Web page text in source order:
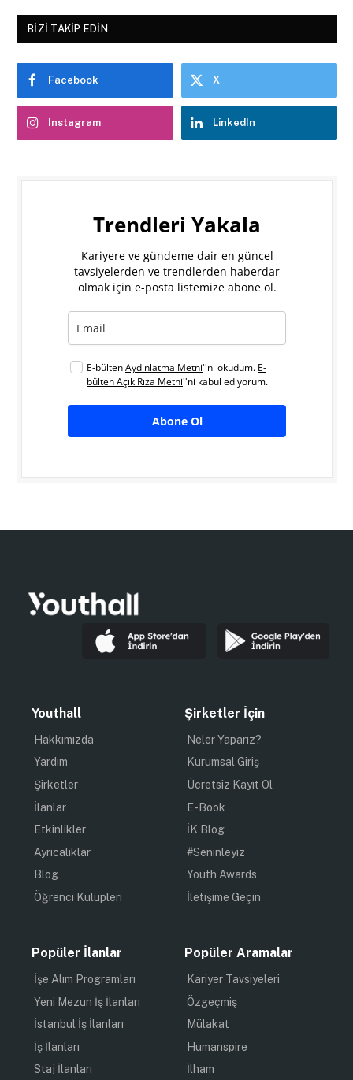
BIZI TAKIP EDIN
Facebook X
Instagram LinkedIn
Trendleri Yakala
Kariyere ve gündeme dair en güncel
tavsiyelerden ve trendlerden haberdar
olmak için e-posta listemize abone ol.
E-bültenAydınlatma Metni''ni okudum. E-
bülten Açık Rıza Metni''ni kabul ediyorum.
Abone Ol
Youthall
Hakkımızda
Yardım
Şirketler
İlanlar
Etkinlikler
Ayrıcalıklar
Blog
Öğrenci Kulüpleri
Şirketler İçin
Neler Yaparız?
Kurumsal Giriş
Ücretsiz Kayıt Ol
E-Book
İK Blog
#Seninleyiz
Youth Awards
İletişime Geçin
Popüler İlanlar
İşe Alım Programları
Yeni Mezun İş İlanları
İstanbul İş İlanları
İş İlanları
Staj İlanları
Popüler Aramalar
Kariyer Tavsiyeleri
Özgeçmiş
Mülakat
Humanspire
İlham